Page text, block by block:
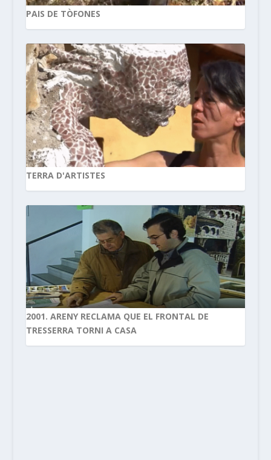
PAIS DE TÒFONES
TERRA D'ARTISTES
2001. ARENY RECLAMA QUE EL FRONTAL DE
TRESSERRA TORNI A CASA